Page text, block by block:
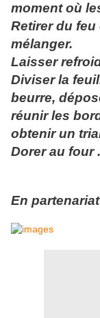
moment où
Retirer du
mélanger.
Laisser
Diviser la
beurre,
réunir les
obtenir un
Dorer au four .
BON
En